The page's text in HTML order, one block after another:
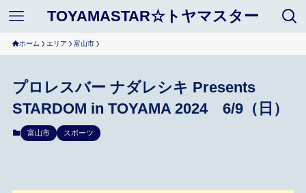
TOYAMASTAR☆トヤマスター
ホーム エリア 富山市
プロレスバー ナダレシキ Presents
STARDOM in TOYAMA 2024 6/9（日）
富山市 スポーツ